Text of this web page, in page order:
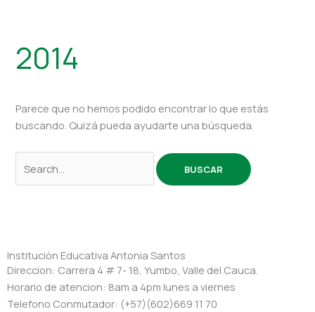
2014
Parece que no hemos podido encontrar lo que estás
buscando. Quizá pueda ayudarte una búsqueda.
Institución Educativa Antonia Santos
Direccion: Carrera 4 # 7- 18, Yumbo, Valle del Cauca.
Horario de atencion: 8am a 4pm lunes a viernes
Telefono Conmutador: (+57)(602)669 11 70